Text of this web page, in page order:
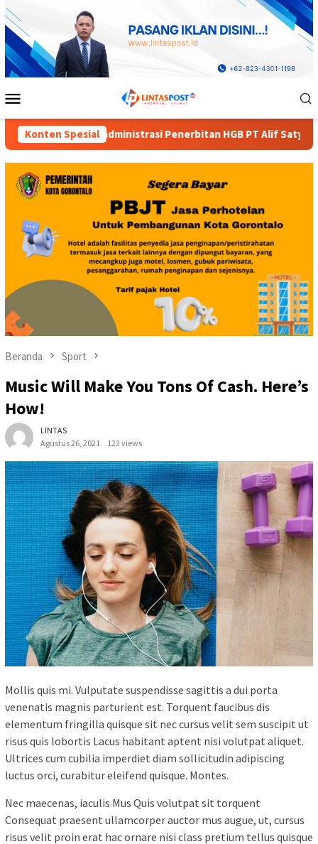
Loncat
ke
konten
Mobile
Konten Spesial
HGB PT Alif Satya Perkasa di Kota Gorontalo
Beranda Sport
Music Will Make You Tons Of Cash. Here’s
How!
LINTAS
Agustus 26, 2021
123 views
Mollis quis mi. Vulputate suspendisse sagittis a dui porta
venenatis magnis parturient est. Torquent faucibus dis
elementum fringilla quisque sit nec cursus velit sem suscipit ut
risus quis lobortis Lacus habitant aptent nisi volutpat aliquet.
Ultrices cum cubilia imperdiet diam sollicitudin adipiscing
luctus orci, curabitur eleifend quisque. Montes.
Nec maecenas, iaculis Mus Quis volutpat sit torquent
Consequat praesent ullamcorper auctor mus augue, ut, cursus
risus velit proin erat hac ornare nisi class pretium tellus quisque